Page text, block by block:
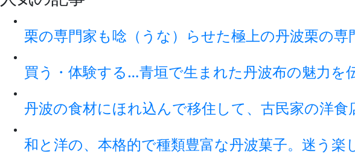
栗の専門家も唸（うな）らせた極上の丹波栗の
買う・体験する…青垣で生まれた丹波布の魅力を
丹波の食材にほれ込んで移住して、古民家の洋食
和と洋の、本格的で種類豊富な丹波菓子。迷う楽